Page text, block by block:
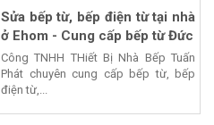
Sửa bếp từ, bếp điện từ tại nhà
ở Ehom - Cung cấp bếp từ Đức
Công TNHH THiết Bị Nhà Bếp Tuấn
Phát chuyên cung cấp bếp từ, bếp
điện từ,...